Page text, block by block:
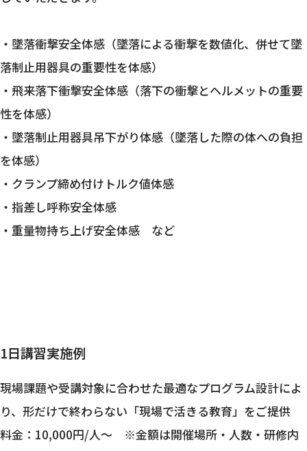
・墜落衝撃安全体感（墜落による衝撃を数値化、併せて墜
落制止用器具の重要性を体感）
・飛来落下衝撃安全体感（落下の衝撃とヘルメットの重要
性を体感）
・墜落制止用器具吊下がり体感（墜落した際の体への負担
を体感）
・クランプ締め付けトルク値体感
・指差し呼称安全体感
・重量物持ち上げ安全体感 など
1日講習実施例
現場課題や受講対象に合わせた最適なプログラム設計によ
り、形だけで終わらない「現場で活きる教育」をご提供
料金：10,000円/人～ ※金額は開催場所・人数・研修内